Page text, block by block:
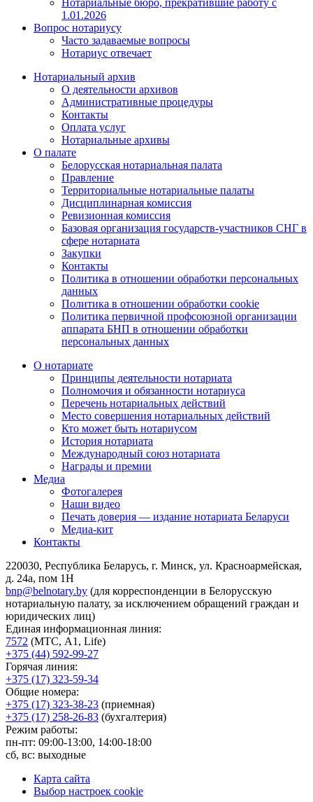
Нотариальные бюро, прекратившие работу с
1.01.2026
Вопрос нотариусу
Часто задаваемые вопросы
Нотариус отвечает
Нотариальный архив
О деятельности архивов
Административные процедуры
Контакты
Оплата услуг
Нотариальные архивы
О палате
Белорусская нотариальная палата
Правление
Территориальные нотариальные палаты
Дисциплинарная комиссия
Ревизионная комиссия
Базовая организация государств-участников СНГ в
сфере нотариата
Закупки
Контакты
Политика в отношении обработки персональных
данных
Политика в отношении обработки cookie
Политика первичной профсоюзной организации
аппарата БНП в отношении обработки
персональных данных
О нотариате
Принципы деятельности нотариата
Полномочия и обязанности нотариуса
Перечень нотариальных действий
Место совершения нотариальных действий
Кто может быть нотариусом
История нотариата
Международный союз нотариата
Награды и премии
Медиа
Фотогалерея
Наши видео
Печать доверия — издание нотариата Беларуси
Медиа-кит
Контакты
220030, Республика Беларусь, г. Минск, ул. Красноармейская,
д. 24а, пом 1Н
bnp@belnotary.by (для корреспонденции в Белорусскую
нотариальную палату, за исключением обращений граждан и
юридических лиц)
Единая информационная линия:
7572 (МТС, A1, Life)
+375 (44) 592-99-27
Горячая линия:
+375 (17) 323-59-34
Общие номера:
+375 (17) 323-38-23 (приемная)
+375 (17) 258-26-83 (бухгалтерия)
Режим работы:
пн-пт: 09:00-13:00, 14:00-18:00
сб, вс: выходные
Карта сайта
Выбор настроек cookie